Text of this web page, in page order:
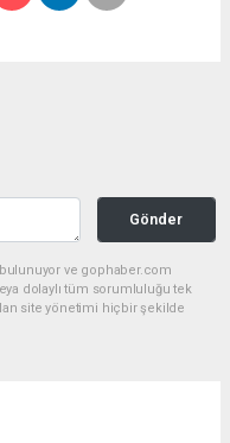
Gönder
ve gophaber.com
dolaylı tüm sorumluluğu tek
site yönetimi hiçbir şekilde